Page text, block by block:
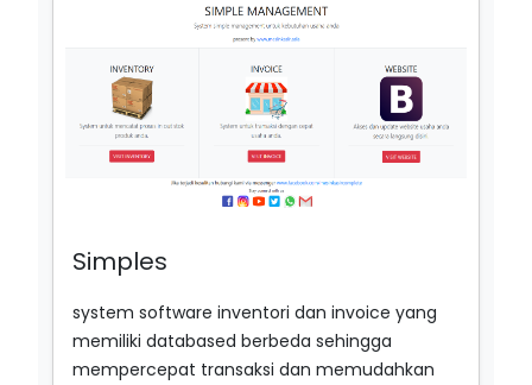
Simples
system software inventori dan invoice yang
memiliki databased berbeda sehingga
mempercepat transaksi dan memudahkan